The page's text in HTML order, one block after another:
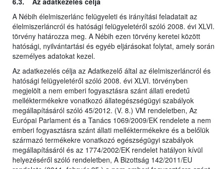
A Nébih élelmiszerlánc felügyeleti és irányítási feladatait az
élelmiszerláncról és hatósági felügyeletéről szóló 2008. évi XLVI.
törvény határozza meg. A Nébih ezen törvény keretei között
hatósági, nyilvántartási és egyéb eljárásokat folytat, amely során
személyes adatokat kezel.
Az adatkezelés célja az Adatkezelő által az élelmiszerláncról és
hatósági felügyeletéről szóló 2008. évi XLVI. törvényben
megjelölt a nem emberi fogyasztásra szánt állati eredetű
melléktermékekre vonatkozó állategészségügyi szabályok
megállapításáról szóló 45/2012. (V. 8.) VM rendeletben, Az
Európai Parlament és a Tanács 1069/2009/EK rendelete a nem
emberi fogyasztásra szánt állati melléktermékekre és a belőlük
származó termékekre vonatkozó egészségügyi szabályok
megállapításáról és az 1774/2002/EK rendelet hatályon kívül
helyezéséről szóló rendeletben, A Bizottság 142/2011/EU